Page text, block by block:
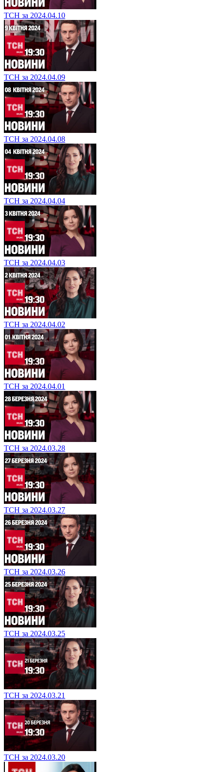
ТСН за 2024.04.10
ТСН за 2024.04.09
ТСН за 2024.04.08
ТСН за 2024.04.04
ТСН за 2024.04.03
ТСН за 2024.04.02
ТСН за 2024.04.01
ТСН за 2024.03.28
ТСН за 2024.03.27
ТСН за 2024.03.26
ТСН за 2024.03.25
ТСН за 2024.03.21
ТСН за 2024.03.20